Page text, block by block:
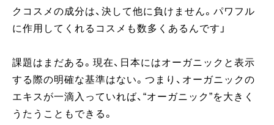
クコスメの成分は、決して他に負けません。パワフル
に作用してくれるコスメも数多くあるんです」
課題はまだある。現在、日本にはオーガニックと表示
する際の明確な基準はない。つまり、オーガニックの
エキスが一滴入っていれば、“オーガニック”を大きく
うたうこともできる。